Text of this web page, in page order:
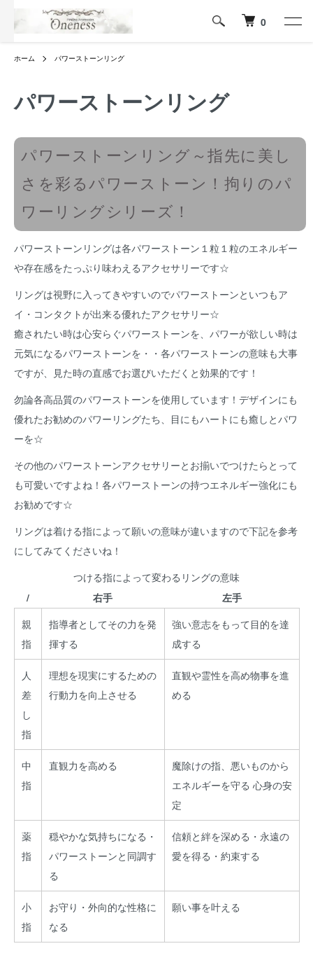
0
ホーム パワーストーンリング
パワーストーンリング
パワーストーンリング～指先に美し
さを彩るパワーストーン！拘りのパ
ワーリングシリーズ！
パワーストーンリングは各パワーストーン１粒１粒のエネルギー
や存在感をたっぷり味わえるアクセサリーです☆
リングは視野に入ってきやすいのでパワーストーンといつもア
イ・コンタクトが出来る優れたアクセサリー☆
癒されたい時は心安らぐパワーストーンを、パワーが欲しい時は
元気になるパワーストーンを・・各パワーストーンの意味も大事
ですが、見た時の直感でお選びいただくと効果的です！
勿論各高品質のパワーストーンを使用しています！デザインにも
優れたお勧めのパワーリングたち、目にもハートにも癒しとパワ
ーを☆
その他のパワーストーンアクセサリーとお揃いでつけたらとって
も可愛いですよね！各パワーストーンの持つエネルギー強化にも
お勧めです☆
リングは着ける指によって願いの意味が違いますので下記を参考
にしてみてくださいね！
つける指によって変わるリングの意味
/
右手
左手
親
指
指導者としてその力を発
揮する
強い意志をもって目的を達
成する
人
差
し
指
理想を現実にするための
行動力を向上させる
直観や霊性を高め物事を進
める
中
指
直観力を高める
魔除けの指、悪いものから
エネルギーを守る 心身の安
定
薬
指
穏やかな気持ちになる・
パワーストーンと同調す
る
信頼と絆を深める・永遠の
愛を得る・約束する
小
指
お守り・外向的な性格に
なる
願い事を叶える